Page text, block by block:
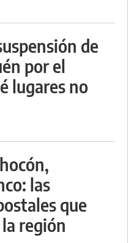
de
por el
lugares no
las
que
región